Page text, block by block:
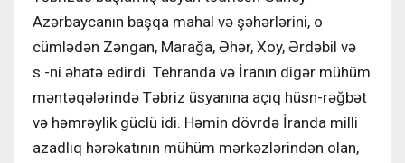
Azərbaycanın başqa mahal və şəhərlərini, o
cümlədən Zəngan, Marağa, Əhər, Xoy, Ərdəbil və
s.-ni əhatə edirdi. Tehranda və İranın digər mühüm
məntəqələrində Təbriz üsyanına açıq hüsn-rəğbət
və həmrəylik güclü idi. Həmin dövrdə İranda milli
azadlıq hərəkatının mühüm mərkəzlərindən olan,